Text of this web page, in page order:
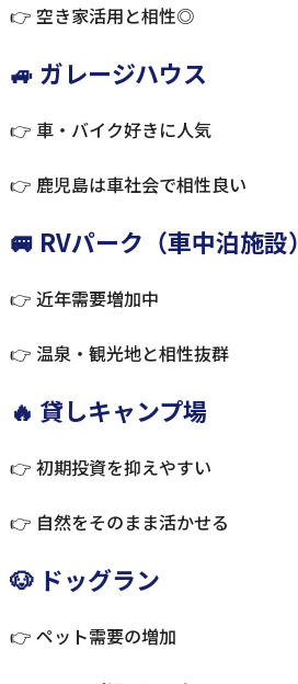
👉 空き家活用と相性◎
🚙 ガレージハウス
👉 車・バイク好きに人気
👉 鹿児島は車社会で相性良い
🚐 RVパーク（車中泊施設）
👉 近年需要増加中
👉 温泉・観光地と相性抜群
🔥 貸しキャンプ場
👉 初期投資を抑えやすい
👉 自然をそのまま活かせる
🐶 ドッグラン
👉 ペット需要の増加